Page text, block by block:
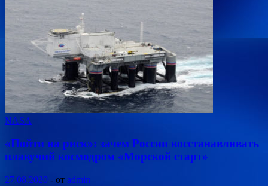
NASA
«Пойти на риск»: зачем России восстанавливать
плавучий космодром «Морской старт»
27.08.2020 - от admin